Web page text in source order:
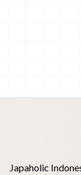
Japaholic